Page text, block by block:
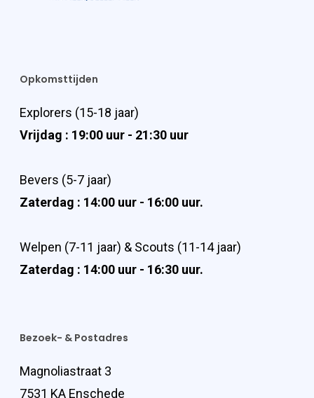
Opkomsttijden
Explorers (15-18 jaar)
Vrijdag : 19:00 uur - 21:30 uur
Bevers (5-7 jaar)
Zaterdag : 14:00 uur - 16:00 uur.
Welpen (7-11 jaar) & Scouts (11-14 jaar)
Zaterdag : 14:00 uur - 16:30 uur.
Bezoek- & Postadres
Magnoliastraat 3
7531 KA Enschede